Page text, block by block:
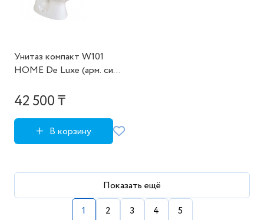
Унитаз компакт W101
HOME De Luxe (арм. сид.
104192098)
42 500 ₸
В корзину
Показать ещё
1
2 3 4 5